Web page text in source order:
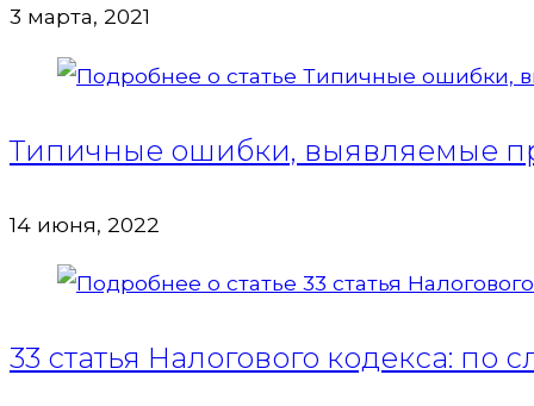
3 марта, 2021
Типичные ошибки, выявляемые
14 июня, 2022
33 статья Налогового кодекса: